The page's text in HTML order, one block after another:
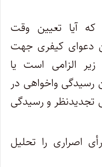
که آیا تعیین وقت
دعوای کیفری جهت
زیر الزامی است یا
رسیدگی واخواهی در
تجدیدنظر و رسیدگی
اصراری را تحلیل